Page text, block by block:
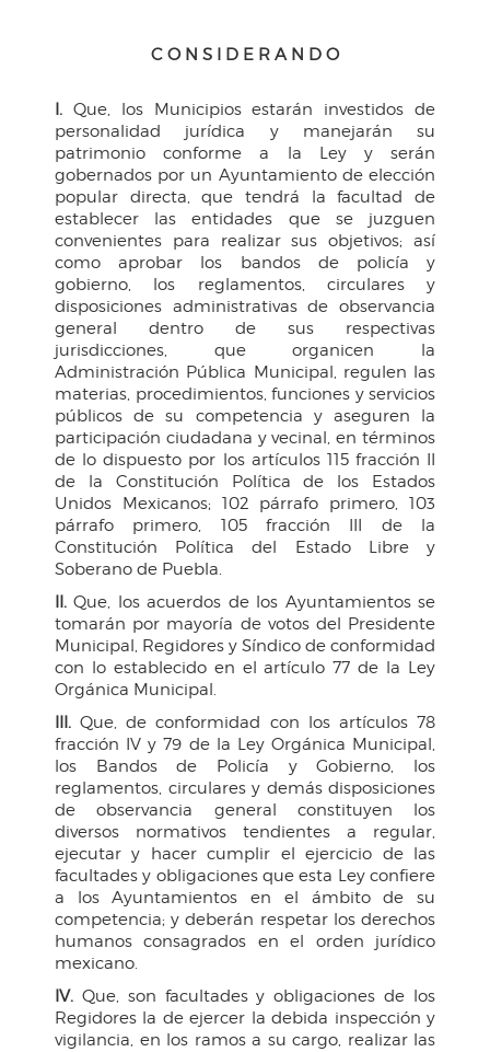
C O N S I D E R A N D O
I. Que, los Municipios estarán investidos de
personalidad jurídica y manejarán su
patrimonio conforme a la Ley y serán
gobernados por un Ayuntamiento de elección
popular directa, que tendrá la facultad de
establecer las entidades que se juzguen
convenientes para realizar sus objetivos; así
como aprobar los bandos de policía y
gobierno, los reglamentos, circulares y
disposiciones administrativas de observancia
general dentro de sus respectivas
jurisdicciones, que organicen la
Administración Pública Municipal, regulen las
materias, procedimientos, funciones y servicios
públicos de su competencia y aseguren la
participación ciudadana y vecinal, en términos
de lo dispuesto por los artículos 115 fracción II
de la Constitución Política de los Estados
Unidos Mexicanos; 102 párrafo primero, 103
párrafo primero, 105 fracción III de la
Constitución Política del Estado Libre y
Soberano de Puebla.
II. Que, los acuerdos de los Ayuntamientos se
tomarán por mayoría de votos del Presidente
Municipal, Regidores y Síndico de conformidad
con lo establecido en el artículo 77 de la Ley
Orgánica Municipal.
III. Que, de conformidad con los artículos 78
fracción IV y 79 de la Ley Orgánica Municipal,
los Bandos de Policía y Gobierno, los
reglamentos, circulares y demás disposiciones
de observancia general constituyen los
diversos normativos tendientes a regular,
ejecutar y hacer cumplir el ejercicio de las
facultades y obligaciones que esta Ley confiere
a los Ayuntamientos en el ámbito de su
competencia; y deberán respetar los derechos
humanos consagrados en el orden jurídico
mexicano.
IV. Que, son facultades y obligaciones de los
Regidores la de ejercer la debida inspección y
vigilancia, en los ramos a su cargo, realizar las